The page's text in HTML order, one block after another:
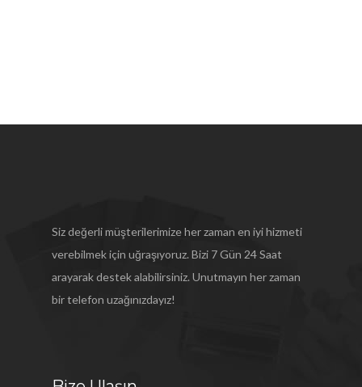
Siz değerli müşterilerimize her zaman en iyi hizmeti
verebilmek için uğraşıyoruz. Bizi 7 Gün 24 Saat
arayarak destek alabilirsiniz. Unutmayın her zaman
bir telefon uzağınızdayız!